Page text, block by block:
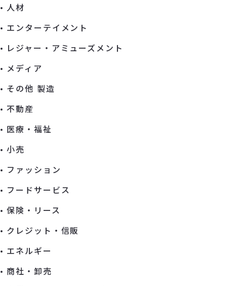
人材
エンターテイメント
レジャー・アミューズメント
メディア
その他 製造
不動産
医療・福祉
小売
ファッション
フードサービス
保険・リース
クレジット・信販
エネルギー
商社・卸売